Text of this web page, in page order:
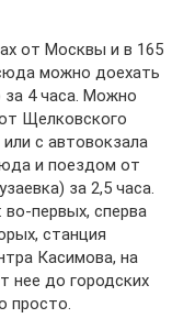
от Москвы и в 165
можно доехать
4 часа. Можно
Щелковского
с автовокзала
и поездом от
за 2,5 часа.
первых, сперва
станция
Касимова, на
нее до городских
просто.